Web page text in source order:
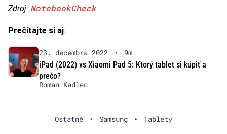
Zdroj: NotebookCheck
Prečítajte si aj:
23. decembra 2022 •
9m
iPad (2022) vs Xiaomi Pad 5: Ktorý tablet si kúpiť a
prečo?
Roman Kadlec
Ostatné • Samsung • Tablety